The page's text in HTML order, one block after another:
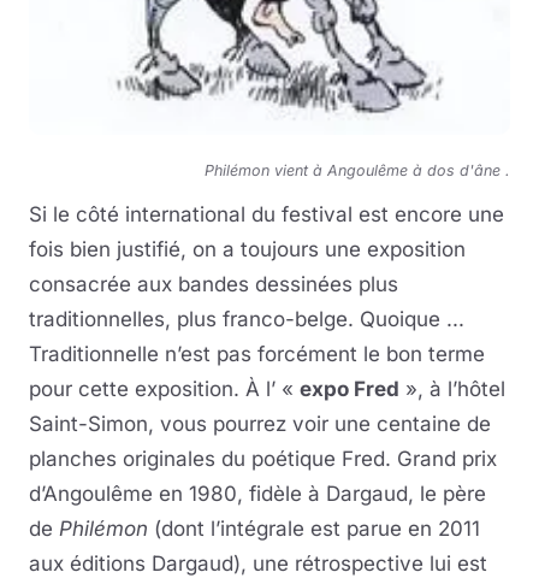
Philémon vient à Angoulême à dos d'âne .
Si le côté international du festival est encore une
fois bien justifié, on a toujours une exposition
consacrée aux bandes dessinées plus
traditionnelles, plus franco-belge. Quoique ...
Traditionnelle n’est pas forcément le bon terme
pour cette exposition. À l’ « expo Fred », à l’hôtel
Saint-Simon, vous pourrez voir une centaine de
planches originales du poétique Fred. Grand prix
d’Angoulême en 1980, fidèle à Dargaud, le père
de Philémon (dont l’intégrale est parue en 2011
aux éditions Dargaud), une rétrospective lui est